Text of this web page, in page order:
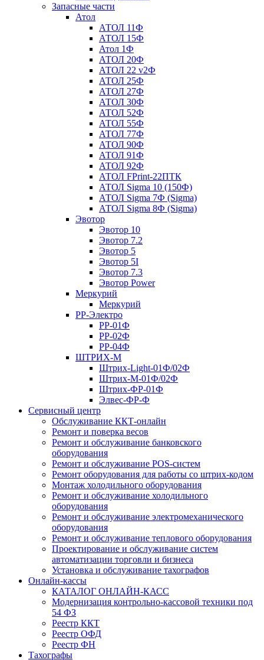
Запасные части
Атол
АТОЛ 11Ф
АТОЛ 15Ф
Атол 1Ф
АТОЛ 20Ф
АТОЛ 22 v2Ф
АТОЛ 25Ф
АТОЛ 27Ф
АТОЛ 30Ф
АТОЛ 52Ф
АТОЛ 55Ф
АТОЛ 77Ф
АТОЛ 90Ф
АТОЛ 91Ф
АТОЛ 92Ф
АТОЛ FPrint-22ПТК
АТОЛ Sigma 10 (150Ф)
АТОЛ Sigma 7Ф (Sigma)
АТОЛ Sigma 8Ф (Sigma)
Эвотор
Эвотор 10
Эвотор 7.2
Эвотор 5
Эвотор 5I
Эвотор 7.3
Эвотор Power
Меркурий
Меркурий
РР-Электро
РР-01Ф
РР-02Ф
РР-04Ф
ШТРИХ-М
Штрих-Light-01Ф/02Ф
Штрих-М-01Ф/02Ф
Штрих-ФР-01Ф
Элвес-ФР-Ф
Сервисный центр
Обслуживание ККТ-онлайн
Ремонт и поверка весов
Ремонт и обслуживание банковского
оборудования
Ремонт и обслуживание POS-систем
Ремонт оборудования для работы со штрих-кодом
Монтаж холодильного оборудования
Ремонт и обслуживание холодильного
оборудования
Ремонт и обслуживание электромеханического
оборудования
Ремонт и обслуживание теплового оборудования
Проектирование и обслуживание систем
автоматизации торговли и бизнеса
Установка и обслуживание тахографов
Онлайн-кассы
КАТАЛОГ ОНЛАЙН-КАСС
Модернизация контрольно-кассовой техники под
54 ФЗ
Реестр ККТ
Реестр ОФД
Реестр ФН
Тахографы